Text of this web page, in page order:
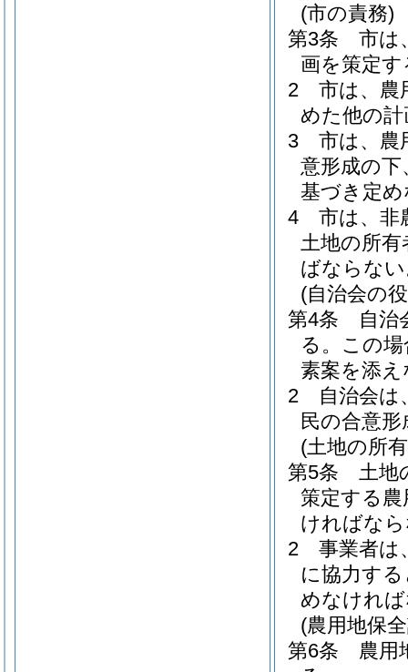
(市の責務)
第3条
市は
画を策定
2
市は、農
めた他の
3
市は、農
意形成の下
基づき定
4
市は、非
土地の所
ばならな
(自治会の
第4条
自治
る。 この
素案を添
2
自治会は
民の合意
(土地の所
第5条
土地
策定する
ければな
2
事業者は
に協力す
めなけれ
(農用地保
第6条
農用